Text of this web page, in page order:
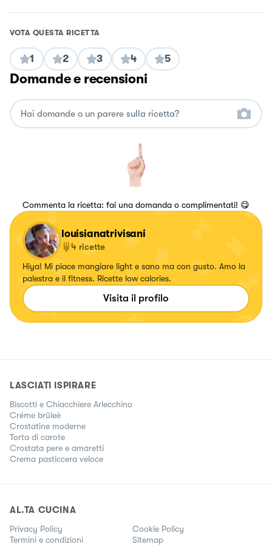
VOTA QUESTA RICETTA
1 2 3 4 5
Domande e recensioni
Commenta la ricetta: fai una domanda o complimentati! 😋
louisianatrivisani
4 ricette
Hiya! Mi piace mangiare light e sano ma con gusto. Amo la
palestra e il fitness. Ricette low calories.
Visita il profilo
LASCIATI ISPIRARE
Biscotti e Chiacchiere Arlecchino
Créme brûleè
Crostatine moderne
Torta di carote
Crostata pere e amaretti
Crema pasticcera veloce
AL.TA CUCINA
Privacy Policy
Cookie Policy
Termini e condizioni
Sitemap